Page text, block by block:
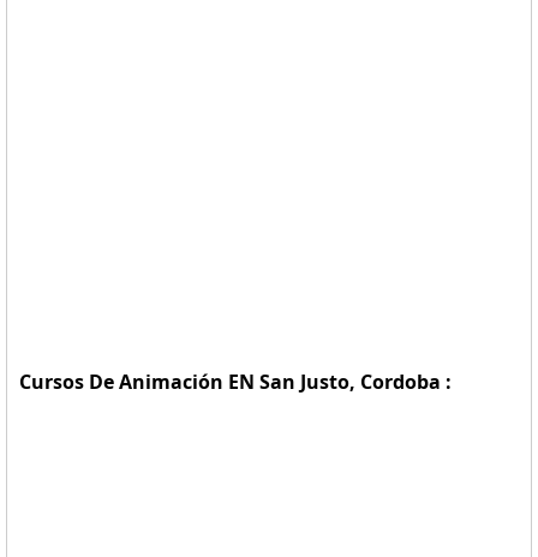
Cursos De Animación EN San Justo, Cordoba :